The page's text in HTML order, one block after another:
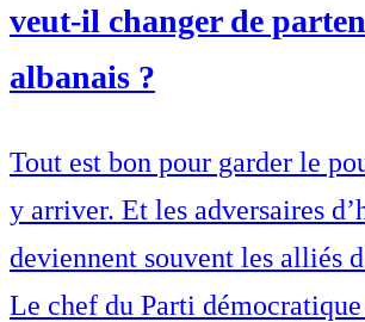
veut-il changer de
albanais ?
Tout est bon pour garder le
y arriver. Et les adversaires
deviennent souvent les alliés
Le chef du Parti